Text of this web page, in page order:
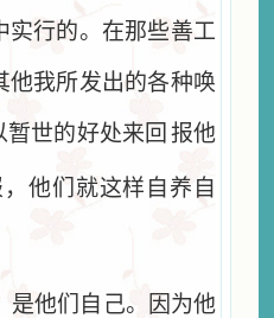
实行的。在那些善工
他我所发出的各种唤
世的好处来回 报他
他们就这样自养自
是他们自己。因为他